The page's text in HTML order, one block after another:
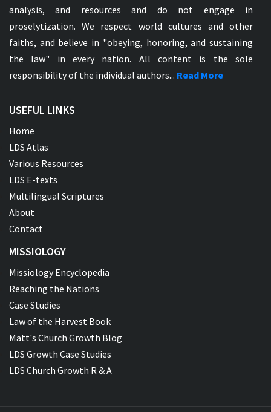
analysis, and resources and do not engage in
proselytization. We respect world cultures and other
faiths, and believe in "obeying, honoring, and sustaining
the law" in every nation. All content is the sole
responsibility of the individual authors... Read More
USEFUL LINKS
Home
LDS Atlas
Various Resources
LDS E-texts
Multilingual Scriptures
About
Contact
MISSIOLOGY
Missiology Encyclopedia
Reaching the Nations
Case Studies
Law of the Harvest Book
Matt's Church Growth Blog
LDS Growth Case Studies
LDS Church Growth R & A